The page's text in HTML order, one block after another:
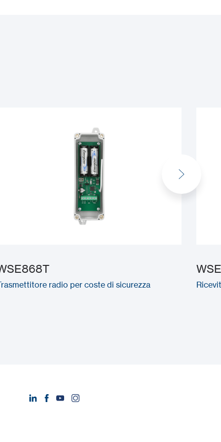
radio per coste di sicurezza